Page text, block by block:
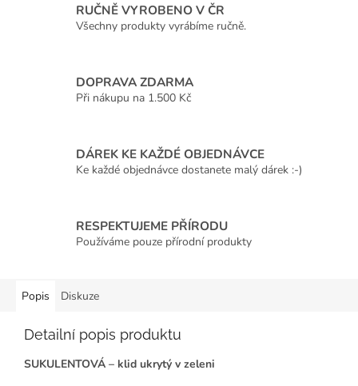
RUČNĚ VYROBENO V ČR
Všechny produkty vyrábíme ručně.
DOPRAVA ZDARMA
Při nákupu na 1.500 Kč
DÁREK KE KAŽDÉ OBJEDNÁVCE
Ke každé objednávce dostanete malý dárek :-)
RESPEKTUJEME PŘÍRODU
Používáme pouze přírodní produkty
Popis Diskuze
Detailní popis produktu
SUKULENTOVÁ – klid ukrytý v zeleni